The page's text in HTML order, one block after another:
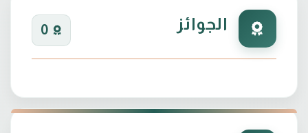
الجوائز 0